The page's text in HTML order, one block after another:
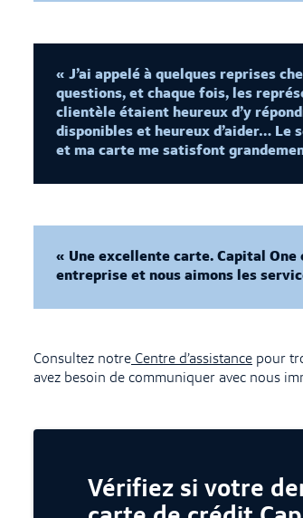
« J’ai appelé à quelques reprises
questions, et chaque fois, les
clientèle étaient heureux d’y
disponibles et heureux d’aider… Le
et ma carte me satisfont
« Une excellente carte. Capital
entreprise et nous aimons les
Consultez notre Centre d’assistance pour
avez besoin de communiquer avec nous
Vérifiez si votre